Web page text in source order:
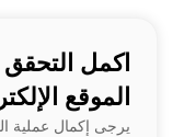
اكمل التحقق
الموقع
يرجى إكمال عملية